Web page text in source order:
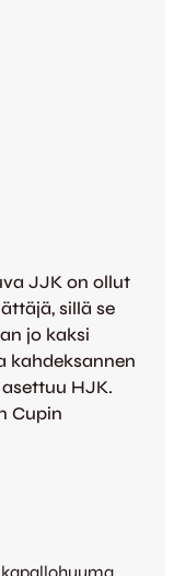
JJK on ollut
sillä se
jo kaksi
kahdeksannen
HJK.
Cupin